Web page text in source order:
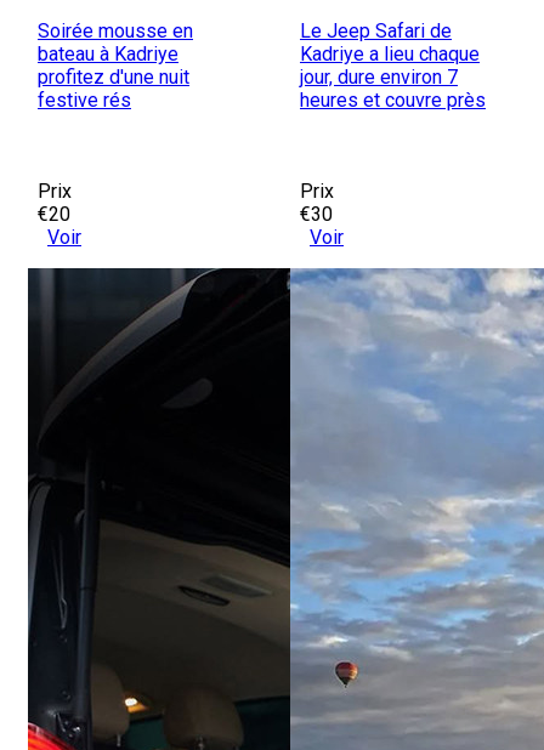
Soirée mousse en
bateau à Kadriye
profitez d'une nuit
festive rés
Prix
€20
Voir
Le Jeep Safari de
Kadriye a lieu chaque
jour, dure environ 7
heures et couvre près
Prix
€30
Voir